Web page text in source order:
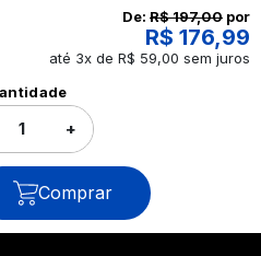
revelar para você!
De: R$ 197,00 por
R$ 176,99
até 3x de R$ 59,00 sem juros
+
Comprar